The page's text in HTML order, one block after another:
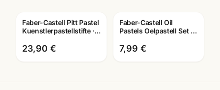
Faber-Castell Pitt Pastel
Kuenstlerpastellstifte ·
Mannheim
23,90 €
Faber-Castell Oil
Pastels Oelpastell Set ·
Künstlerbedarf
Mannheim
7,99 €